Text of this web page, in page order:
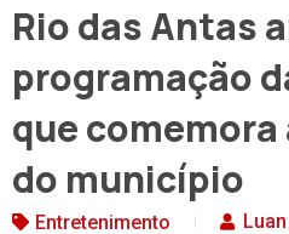
Rio das Antas
programação
que
do município
Entretenimento